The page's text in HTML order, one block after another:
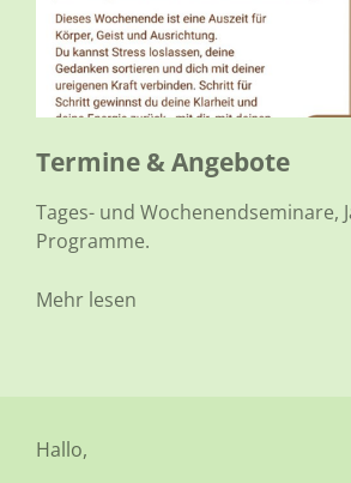
Termine &Angebote
Tages- und Wochenendseminare,
Programme.
Mehr lesen
Hallo,